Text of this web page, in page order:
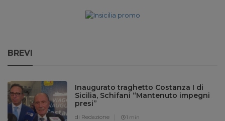
BREVI
Inaugurato traghetto Costanza I di
Sicilia, Schifani “Mantenuto impegni
presi”
di Redazione 1 min